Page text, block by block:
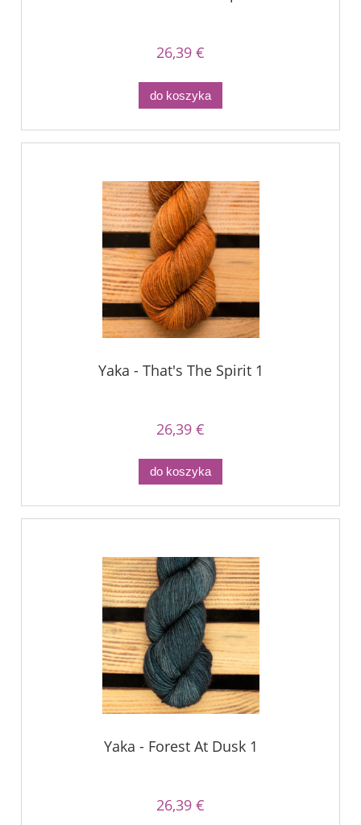
26,39 €
do koszyka
Yaka - That's The Spirit 1
26,39 €
do koszyka
Yaka - Forest At Dusk 1
26,39 €